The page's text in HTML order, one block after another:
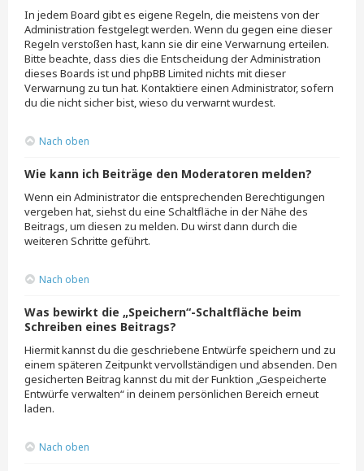
In jedem Board gibt es eigene Regeln, die meistens von der
Administration festgelegt werden. Wenn du gegen eine dieser
Regeln verstoßen hast, kann sie dir eine Verwarnung erteilen.
Bitte beachte, dass dies die Entscheidung der Administration
dieses Boards ist und phpBB Limited nichts mit dieser
Verwarnung zu tun hat. Kontaktiere einen Administrator, sofern
du die nicht sicher bist, wieso du verwarnt wurdest.
Nach oben
Wie kann ich Beiträge den Moderatoren melden?
Wenn ein Administrator die entsprechenden Berechtigungen
vergeben hat, siehst du eine Schaltfläche in der Nähe des
Beitrags, um diesen zu melden. Du wirst dann durch die
weiteren Schritte geführt.
Nach oben
Was bewirkt die „Speichern“-Schaltfläche beim
Schreiben eines Beitrags?
Hiermit kannst du die geschriebene Entwürfe speichern und zu
einem späteren Zeitpunkt vervollständigen und absenden. Den
gesicherten Beitrag kannst du mit der Funktion „Gespeicherte
Entwürfe verwalten“ in deinem persönlichen Bereich erneut
laden.
Nach oben